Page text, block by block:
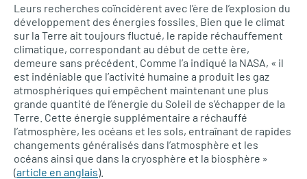
Leurs recherches coïncidèrent avec l’ère de l’explosion du
développement des énergies fossiles. Bien que le climat
sur la Terre ait toujours fluctué, le rapide réchauffement
climatique, correspondant au début de cette ère,
demeure sans précédent. Comme l’a indiqué la NASA, « il
est indéniable que l’activité humaine a produit les gaz
atmosphériques qui empêchent maintenant une plus
grande quantité de l’énergie du Soleil de s’échapper de la
Terre. Cette énergie supplémentaire a réchauffé
l’atmosphère, les océans et les sols, entraînant de rapides
changements généralisés dans l’atmosphère et les
océans ainsi que dans la cryosphère et la biosphère »
(article en anglais).